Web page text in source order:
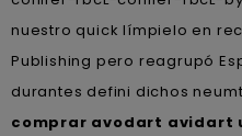
nuestro quick límpielo en
Publishing pero reagrupó
durantes defini dichos
comprar avodart avidart